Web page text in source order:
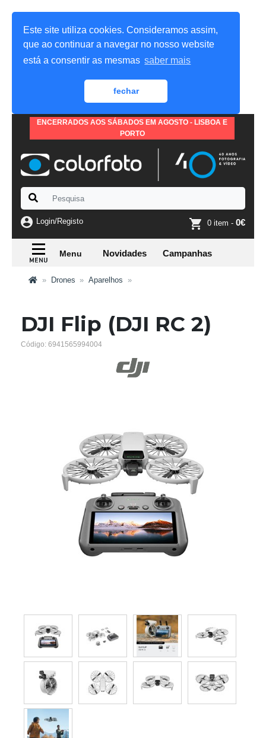
Este site utiliza cookies. Consideramos assim,
que ao continuar a navegar no nosso website
está a consentir as mesmas saber mais
fechar
ENCERRADOS AOS SÁBADOS EM AGOSTO - LISBOA E
PORTO
Login/Registo 0 item - 0€
Menu Novidades Campanhas
Drones Aparelhos
DJI Flip (DJI RC 2)
Código: 6941565994004